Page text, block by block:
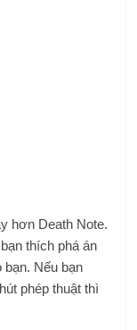
hơn Death Note.
thích phá án
Nếu bạn
phép thuật thì